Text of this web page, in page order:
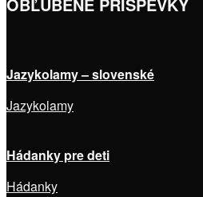
OBĽÚBENÉ PRÍSPEVKY
Jazykolamy – slovenské
Jazykolamy
Hádanky pre deti
Hádanky